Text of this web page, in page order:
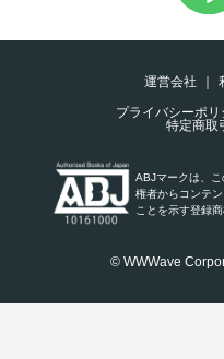
運営会社
プライバシーポリ
特定商取
ABJマークは、
権者からコンテ
ことを示す登録
© WWWave